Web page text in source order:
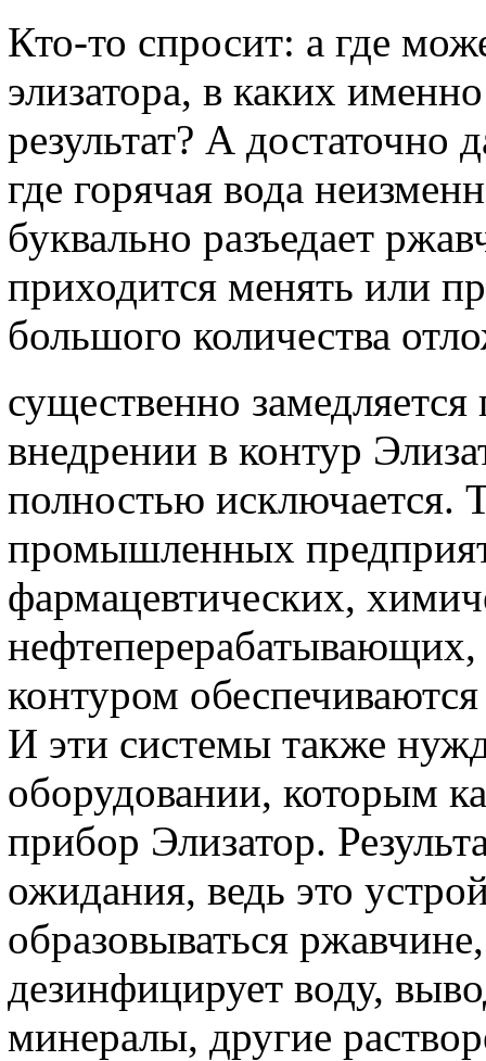
Кто-то спросит: а где
элизатора, в каких
результат? А достаточно
где горячая вода
буквально разъедает
приходится менять или
большого количества
существенно
внедрении в контур
полностью исключается.
промышленных
фармацевтических,
контуром
И эти системы также
оборудовании, которым
прибор Элизатор.
ожидания, ведь это
образовываться
дезинфицирует воду,
минералы, другие